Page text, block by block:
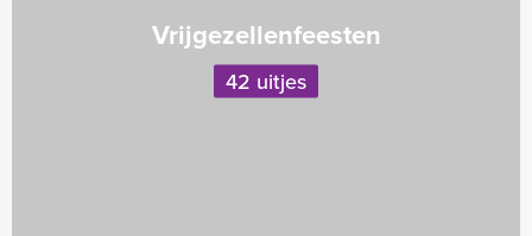
Vrijgezellenfeesten
42 uitjes